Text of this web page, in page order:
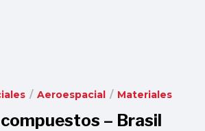
/ Aeroespacial / Materiales
– Brasil